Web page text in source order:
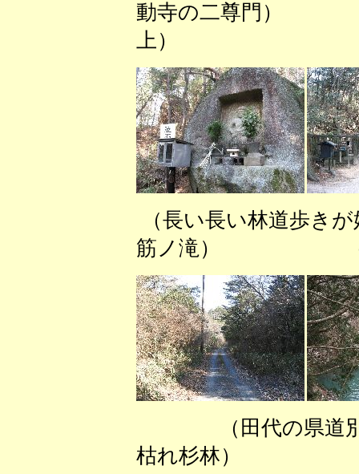
動寺の二尊門）
上）
（長い長い林道歩き
筋ノ滝） （三
（田代の県
枯れ杉林） （ま